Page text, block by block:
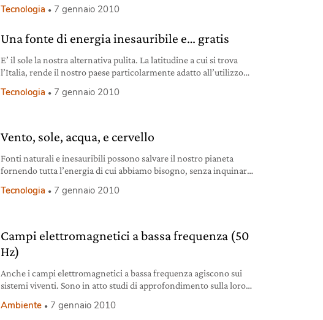
Tecnologia 7 gennaio 2010
Una fonte di energia inesauribile e… gratis
E’ il sole la nostra alternativa pulita. La latitudine a cui si trova
l’Italia, rende il nostro paese particolarmente adatto all’utilizzo
Tecnologia 7 gennaio 2010
Vento, sole, acqua, e cervello
Fonti naturali e inesauribili possono salvare il nostro pianeta
fornendo tutta l’energia di cui abbiamo bisogno, senza inquinare.
Tecnologia 7 gennaio 2010
Campi elettromagnetici a bassa frequenza (50
Hz)
Anche i campi elettromagnetici a bassa frequenza agiscono sui
sistemi viventi. Sono in atto studi di approfondimento sulla loro
crescita.
Ambiente 7 gennaio 2010